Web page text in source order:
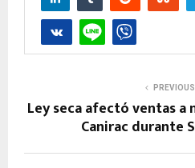
Ley seca afectó ventas a
Canirac durante